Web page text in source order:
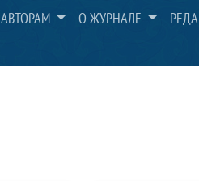
АВТОРАМ О ЖУРНАЛЕ